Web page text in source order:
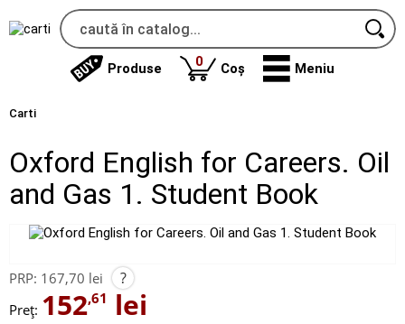
Produse 0produse
Coș Meniu
Carti
Oxford English for Careers. Oil
and Gas 1. Student Book
PRP: 167,70 lei ?
Preț: 152,61 lei